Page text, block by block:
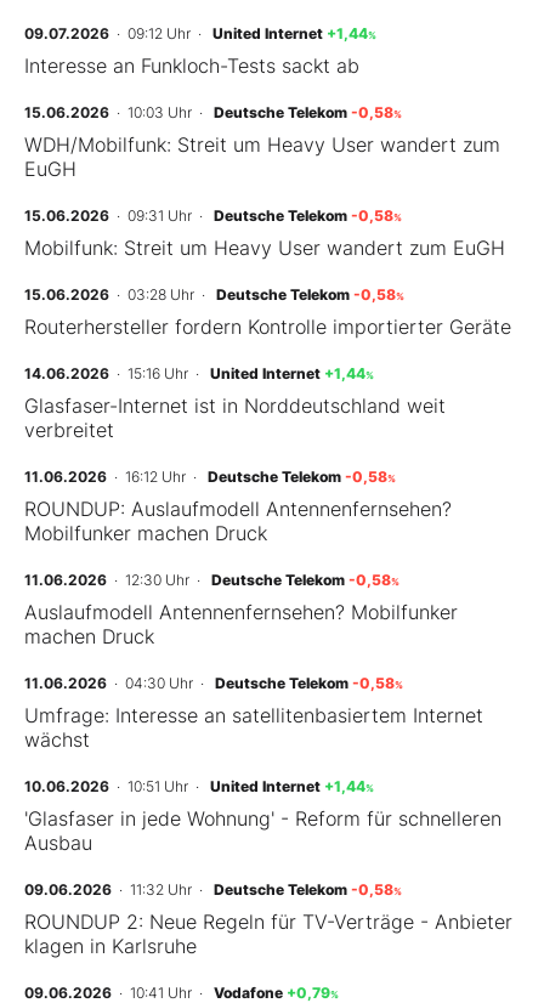
09.07.2026 · 09:12 Uhr · United Internet +1,44%
Interesse an Funkloch-Tests sackt ab
15.06.2026 · 10:03 Uhr · Deutsche Telekom -0,58%
WDH/Mobilfunk: Streit um Heavy User wandert zum
EuGH
15.06.2026 · 09:31 Uhr · Deutsche Telekom -0,58%
Mobilfunk: Streit um Heavy User wandert zum EuGH
15.06.2026 · 03:28 Uhr · Deutsche Telekom -0,58%
Routerhersteller fordern Kontrolle importierter Geräte
14.06.2026 · 15:16 Uhr · United Internet +1,44%
Glasfaser-Internet ist in Norddeutschland weit
verbreitet
11.06.2026 · 16:12 Uhr · Deutsche Telekom -0,58%
ROUNDUP: Auslaufmodell Antennenfernsehen?
Mobilfunker machen Druck
11.06.2026 · 12:30 Uhr · Deutsche Telekom -0,58%
Auslaufmodell Antennenfernsehen? Mobilfunker
machen Druck
11.06.2026 · 04:30 Uhr · Deutsche Telekom -0,58%
Umfrage: Interesse an satellitenbasiertem Internet
wächst
10.06.2026 · 10:51 Uhr · United Internet +1,44%
'Glasfaser in jede Wohnung' - Reform für schnelleren
Ausbau
09.06.2026 · 11:32 Uhr · Deutsche Telekom -0,58%
ROUNDUP 2: Neue Regeln für TV-Verträge - Anbieter
klagen in Karlsruhe
09.06.2026 · 10:41 Uhr · Vodafone +0,79%